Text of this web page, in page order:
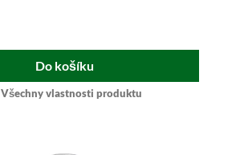
Do košíku
Všechny vlastnosti produktu